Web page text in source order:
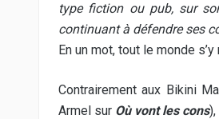
type fiction ou pub, sur
continuant à défendre ses
En un mot, tout le monde
Contrairement aux Bikini
Armel sur Où vont les cons